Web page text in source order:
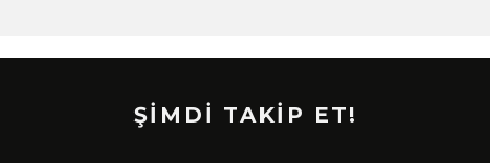
ŞİMDİ TAKİP ET!